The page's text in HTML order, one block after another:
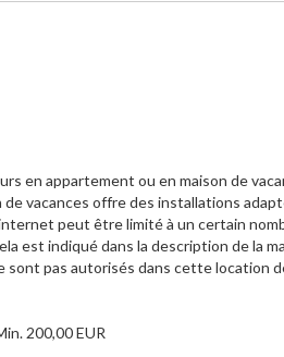
en appartement ou en maison de
vacances offre des installations
peut être limité à un certain
est indiqué dans la description de la
sont pas autorisés dans cette location
200,00 EUR